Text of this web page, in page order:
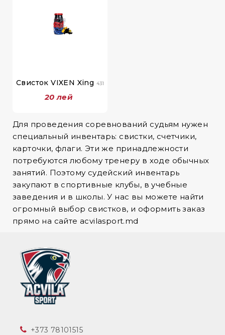
Свисток VIXEN Xing 431
20 лей
Для проведения соревнований судьям нужен
специальный инвентарь: свистки, счетчики,
карточки, флаги. Эти же принадлежности
потребуются любому тренеру в ходе обычных
занятий. Поэтому судейский инвентарь
закупают в спортивные клубы, в учебные
заведения и в школы. У нас вы можете найти
огромный выбор свистков, и оформить заказ
прямо на сайте acvilasport.md
‎+373 78101515